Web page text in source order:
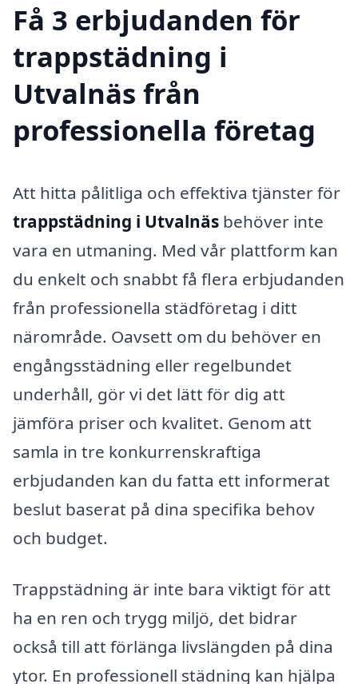
Få 3 erbjudanden för
trappstädning i
Utvalnäs från
professionella företag
Att hitta pålitliga och effektiva tjänster för
trappstädning i Utvalnäs behöver inte
vara en utmaning. Med vår plattform kan
du enkelt och snabbt få flera erbjudanden
från professionella städföretag i ditt
närområde. Oavsett om du behöver en
engångsstädning eller regelbundet
underhåll, gör vi det lätt för dig att
jämföra priser och kvalitet. Genom att
samla in tre konkurrenskraftiga
erbjudanden kan du fatta ett informerat
beslut baserat på dina specifika behov
och budget.
Trappstädning är inte bara viktigt för att
ha en ren och trygg miljö, det bidrar
också till att förlänga livslängden på dina
ytor. En professionell städning kan hjälpa